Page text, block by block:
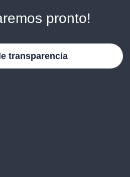
pronto!
transparencia